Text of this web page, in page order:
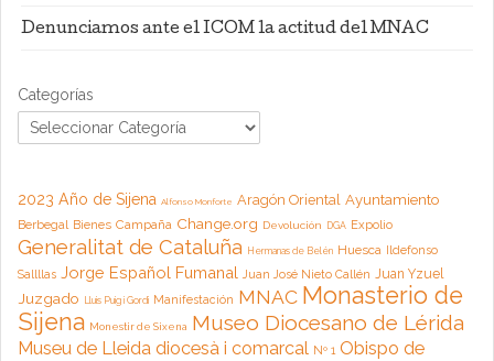
Denunciamos ante el ICOM la actitud del MNAC
Categorías
2023 Año de Sijena Alfonso Monforte Aragón Oriental Ayuntamiento
Berbegal Bienes Campaña Change.org Devolución DGA Expolio
Generalitat de Cataluña Hermanas de Belén Huesca Ildefonso
Sallllas Jorge Español Fumanal Juan José Nieto Callén Juan Yzuel
Juzgado Lluis Puig i Gordi Manifestación MNAC Monasterio de
Sijena Monestir de Sixena Museo Diocesano de Lérida
Museu de Lleida diocesà i comarcal Nº 1 Obispo de